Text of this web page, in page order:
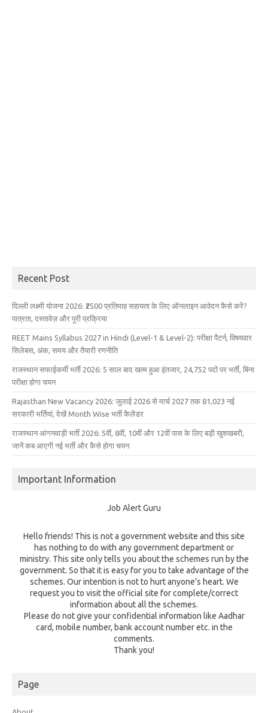
Recent Post
दिल्ली लक्ष्मी योजना 2026: ₹2500 प्रतिमाह सहायता के लिए ऑनलाइन आवेदन कैसे करें?
पात्रता, दस्तावेज़ और पूरी प्रक्रिया
REET Mains Syllabus 2027 in Hindi (Level-1 & Level-2): परीक्षा पैटर्न, विषयवार
सिलेबस, अंक, समय और तैयारी रणनीति
राजस्थान सफाईकर्मी भर्ती 2026: 5 साल बाद खत्म हुआ इंतजार, 24,752 पदों पर भर्ती, बिना
परीक्षा होगा चयन
Rajasthan New Vacancy 2026: जुलाई 2026 से मार्च 2027 तक 81,023 नई
सरकारी भर्तियां, देखें Month Wise भर्ती कैलेंडर
राजस्थान आंगनवाड़ी भर्ती 2026: 5वीं, 8वीं, 10वीं और 12वीं पास के लिए बड़ी खुशखबरी,
जानें कब आएगी नई भर्ती और कैसे होगा चयन
Important Information
Job Alert Guru
Hello friends! This is not a government website and this site
has nothing to do with any government department or
ministry. This site only tells you about the schemes run by the
government. So that it is easy for you to take advantage of the
schemes. Our intention is not to hurt anyone's heart. We
request you to visit the official site for complete/correct
information about all the schemes.
Please do not give your confidential information like Aadhar
card, mobile number, bank account number etc. in the
comments.
Thank you!
Page